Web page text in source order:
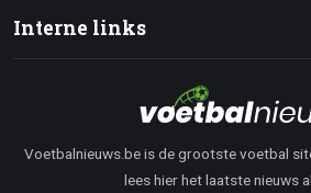
Interne links
Voetbalnieuws.be is de grootste voetbal
lees hier het laatste nieuws